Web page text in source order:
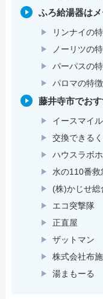
ふろ給湯器は
リンナイの
ノーリツの
パーパスの
パロマの特徴
藤井寺市でお
イースマイル
交換できる
ハウスラボ
水の110番救
(株)かじせ総
エコ突撃隊
正直屋
ザットマン
株式会社布
湯まもーる